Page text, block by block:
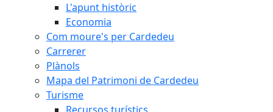
L'apunt històric
Economia
Com moure's per Cardedeu
Carrerer
Plànols
Mapa del Patrimoni de Cardedeu
Turisme